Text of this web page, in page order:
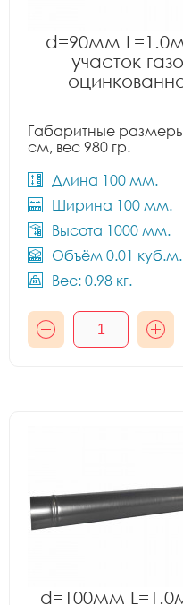
d=90мм
участок
Габаритные
см, вес 980 гр.
Длина 100 мм.
Ширина 100 мм.
Высота 1000 мм.
Объём 0.01 куб.м.
Вес: 0.98 кг.
d=100мм